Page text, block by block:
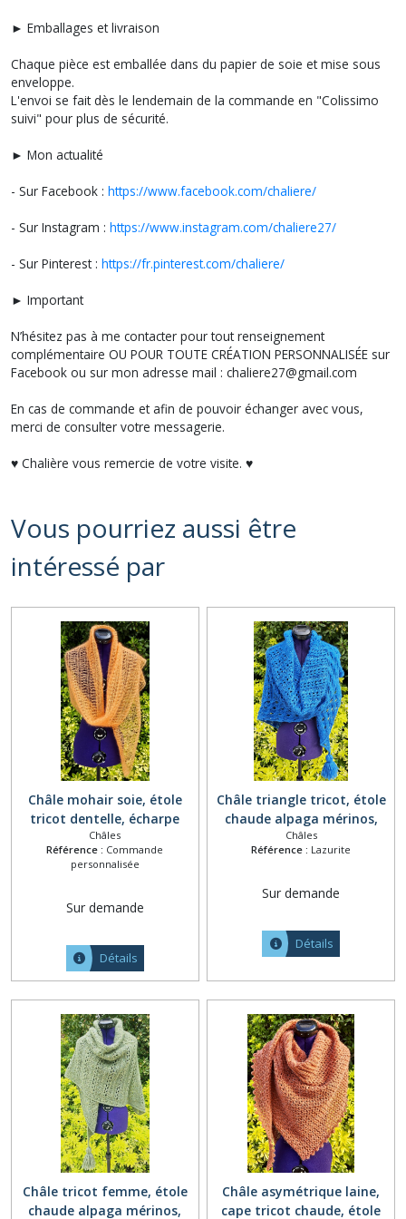
► Emballages et livraison
Chaque pièce est emballée dans du papier de soie et mise sous
enveloppe.
L'envoi se fait dès le lendemain de la commande en "Colissimo
suivi" pour plus de sécurité.
► Mon actualité
- Sur Facebook : https://www.facebook.com/chaliere/
- Sur Instagram : https://www.instagram.com/chaliere27/
- Sur Pinterest : https://fr.pinterest.com/chaliere/
► Important
N’hésitez pas à me contacter pour tout renseignement
complémentaire OU POUR TOUTE CRÉATION PERSONNALISÉE sur
Facebook ou sur mon adresse mail : chaliere27@gmail.com
En cas de commande et afin de pouvoir échanger avec vous,
merci de consulter votre messagerie.
♥ Chalière vous remercie de votre visite. ♥
Vous pourriez aussi être
intéressé par
Châle mohair soie, étole
tricot dentelle, écharpe
mariage fait main, étole
ajourée, poncho mariée,
cape nuptiale, chauffe
orange
Châles
Référence : Commande
personnalisée
Sur demande
Détails
Châle triangle tricot, étole
chaude alpaga mérinos,
chèche laine fait main,
poncho plaid bleu vif, châle
épaules polaire ton bleu
Châles
Référence : Lazurite
Sur demande
Détails
Châle tricot femme, étole
chaude alpaga mérinos,
Châle asymétrique laine,
cape tricot chaude, étole